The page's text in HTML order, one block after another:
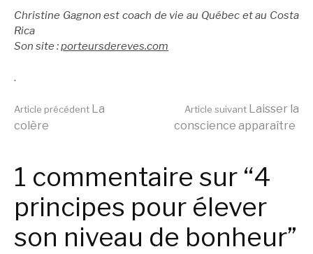
Christine Gagnon est coach de vie au Québec et au Costa
Rica
Son site :porteursdereves.com
.
Lire
la
suite
Article précédent La
colère
Article suivant Laisser la
conscience apparaître
1 commentaire sur “4
principes pour élever
son niveau de bonheur”